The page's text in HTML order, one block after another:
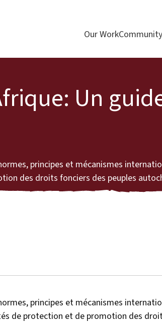
Our Work
Un
principes et mécanismes
des droits fonciers des peuples
principes et mécanismes
de protection et de promotion des